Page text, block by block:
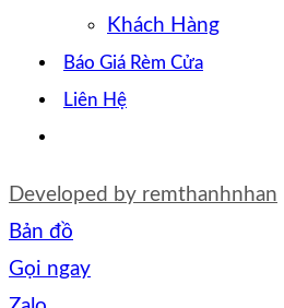
Khách Hàng
Báo Giá Rèm Cửa
Liên Hệ
Developed by remthanhnhan
Bản đồ
Gọi ngay